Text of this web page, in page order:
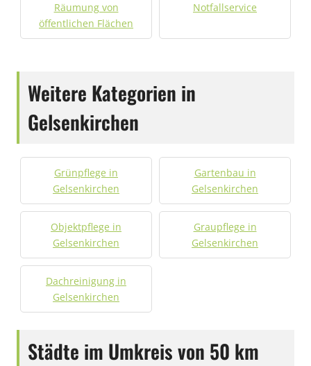
Räumung von
öffentlichen Flächen
Notfallservice
Weitere Kategorien in
Gelsenkirchen
Grünpflege in
Gelsenkirchen
Gartenbau in
Gelsenkirchen
Objektpflege in
Gelsenkirchen
Graupflege in
Gelsenkirchen
Dachreinigung in
Gelsenkirchen
Städte im Umkreis von 50 km